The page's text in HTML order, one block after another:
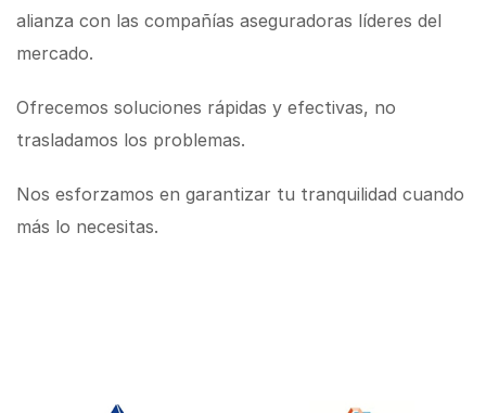
alianza con las compañías aseguradoras líderes del
mercado.
Ofrecemos soluciones rápidas y efectivas, no
trasladamos los problemas.
Nos esforzamos en garantizar tu tranquilidad cuando
más lo necesitas.